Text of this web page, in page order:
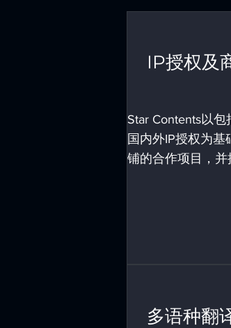
IP授权及
Star Contents以
国内外IP授权为
铺的合作项目，并
多语种翻